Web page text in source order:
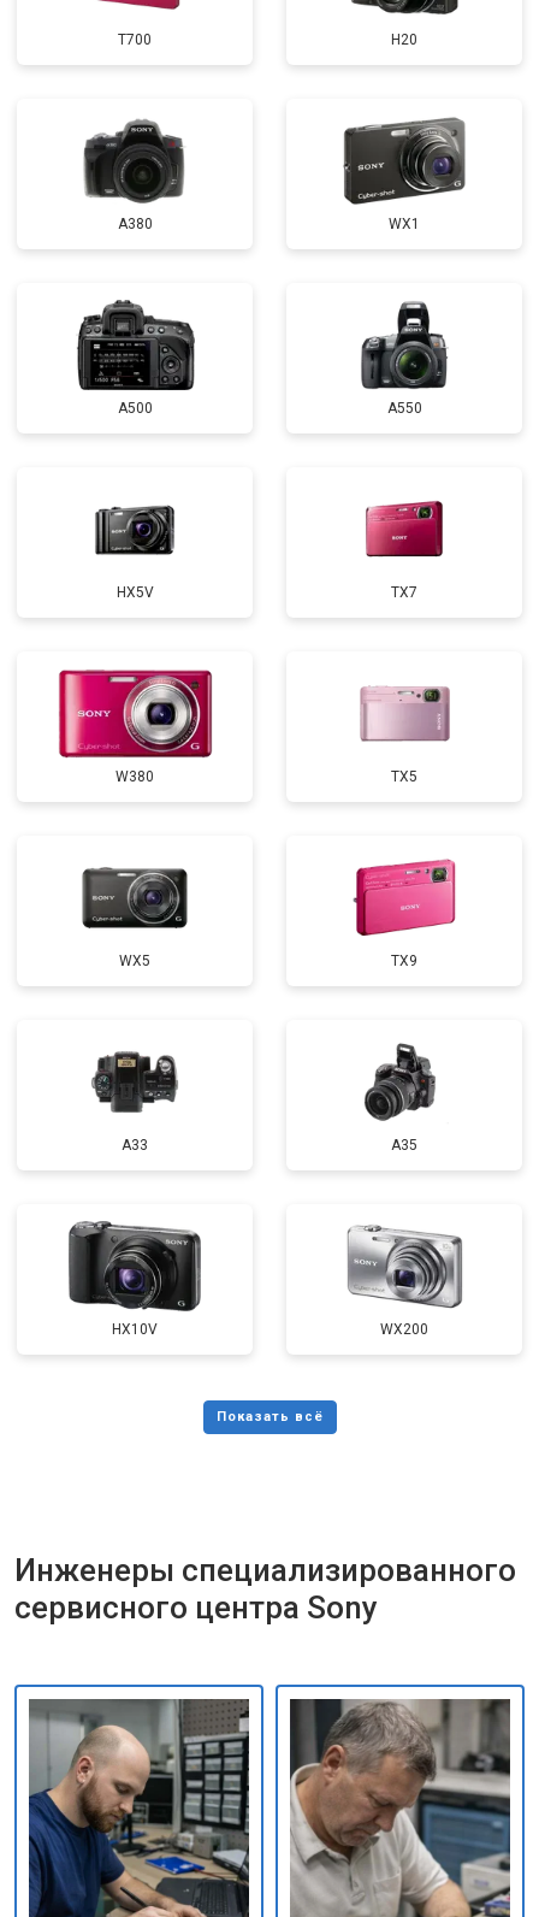
T700 H20
A380 WX1
A500 A550
HX5V TX7
W380 TX5
WX5 TX9
A33 A35
HX10V WX200
Инженеры специализированного
сервисного центра Sony